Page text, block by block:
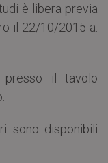
è libera previa
il 22/10/2015 a:
presso il tavolo
sono disponibili